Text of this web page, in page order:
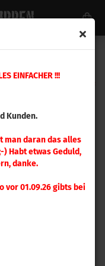
EINFACHER !!!
Kunden.
man daran das alles
Habt etwas Geduld,
danke.
vor 01.09.26 gibts bei